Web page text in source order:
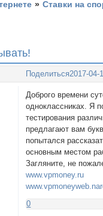
» Ставки на
Поделиться2017-04-
Доброго времени
одноклассниках. Я
тестирования
предлагают вам
попытался
основным местом
Загляните, не
www.vpmoney.ru
0